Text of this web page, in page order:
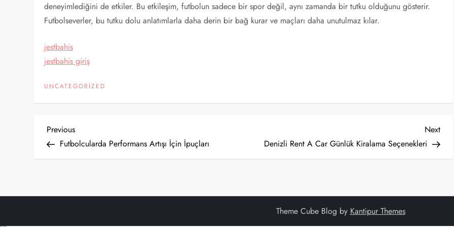
deneyimlediğini de etkiler. Bu etkileşim, futbolun sadece bir spor değil, aynı zamanda bir tutku olduğunu gösterir.
Futbolseverler, bu tutku dolu anlatımlarla daha derin bir bağ kurar ve maçları daha unutulmaz kılar.
jestbahis
jestbahis giriş
UNCATEGORIZED
Y
Previous
Post
Previous
Futbolcularda Performans Artışı İçin İpuçları
Post
Next
Denizli Rent A Car Günlük Kiralama Seçenekleri
Theme Cube Blog by Kantipur Themes